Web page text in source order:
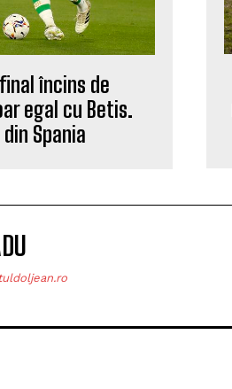
încins de
egal cu Betis.
Spania